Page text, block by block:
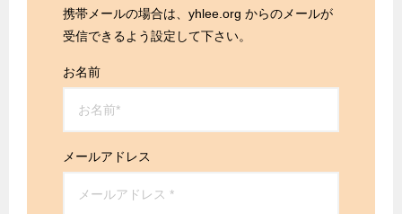
携帯メールの場合は、yhlee.org からのメールが
受信できるよう設定して下さい。
お名前
メールアドレス